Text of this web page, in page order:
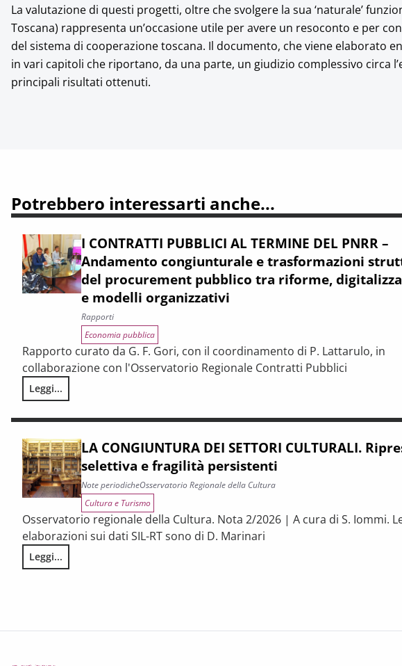
La valutazione di questi progetti, oltre che svolgere la sua ‘naturale’
Toscana) rappresenta un’occasione utile per avere un resoconto e per
del sistema di cooperazione toscana. Il documento, che viene elaborato
in vari capitoli che riportano, da una parte, un giudizio complessivo circa
principali risultati ottenuti.
Potrebbero interessarti anche...
I CONTRATTI PUBBLICI AL TERMINE DEL PNRR –
Andamento congiunturale e trasformazioni
del procurement pubblico tra riforme,
e modelli organizzativi
Rapporti
Economia pubblica
Rapporto curato da G. F. Gori, con il coordinamento di P. Lattarulo, in
collaborazione con l'Osservatorio Regionale Contratti Pubblici
Leggi...
I CONTRATTI PUBBLICI AL TERMINE DEL PNRR – Andamento
LA CONGIUNTURA DEI SETTORI CULTURALI.
selettiva e fragilità persistenti
Note periodicheOsservatorio Regionale della Cultura
Cultura e Turismo
Osservatorio regionale della Cultura. Nota 2/2026 | A cura di S. Iommi.
elaborazioni sui dati SIL-RT sono di D. Marinari
Leggi...
LA CONGIUNTURA DEI SETTORI CULTURALI. Ripresa selettiva e fragilità